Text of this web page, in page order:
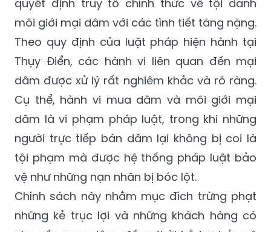
Theo quy định của luật pháp hiện hành tại
Thụy Điển, các hành vi liên quan đến mại
dâm được xử lý rất nghiêm khắc và rõ ràng.
Cụ thể, hành vi mua dâm và môi giới mại
dâm là vi phạm pháp luật, trong khi những
người trực tiếp bán dâm lại không bị coi là
tội phạm mà được hệ thống pháp luật bảo
vệ như những nạn nhân bị bóc lột.
Chính sách này nhằm mục đích trừng phạt
những kẻ trục lợi và những khách hàng có
nhu cầu mua dâm, đồng thời hỗ trợ bảo vệ
những người yếu thế. Nếu bị tòa án kết tội